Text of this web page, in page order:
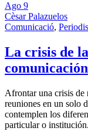
Ago 9
Cèsar Palazuelos
Comunicació,
La crisis de
comunicación
Afrontar una crisis de
reuniones en un solo
contemplen los
particular o